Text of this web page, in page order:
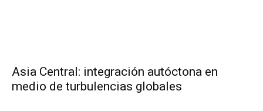
Asia Central: integración autóctona en
medio de turbulencias globales